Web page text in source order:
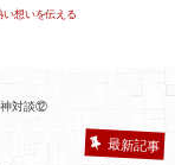
い想いを伝える
神対談⑫
最新記事